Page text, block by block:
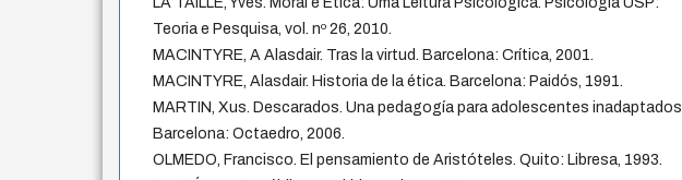
Teoria e Pesquisa, vol. nº 26, 2010.
MACINTYRE, A Alasdair. Tras la virtud. Barcelona: Crítica, 2001.
MACINTYRE, Alasdair. Historia de la ética. Barcelona: Paidós, 1991.
MARTIN, Xus. Descarados. Una pedagogía para adolescentes inadaptados.
Barcelona: Octaedro, 2006.
OLMEDO, Francisco. El pensamiento de Aristóteles. Quito: Libresa, 1993.